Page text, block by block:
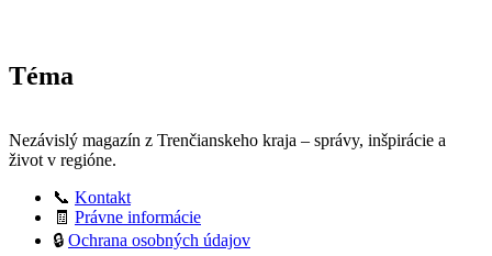
Téma
Nezávislý magazín z Trenčianskeho kraja – správy, inšpirácie a
život v regióne.
📞 Kontakt
🧾 Právne informácie
🔒 Ochrana osobných údajov